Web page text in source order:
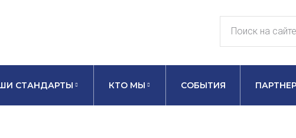
СТАНДАРТЫ КТО МЫ СОБЫТИЯ